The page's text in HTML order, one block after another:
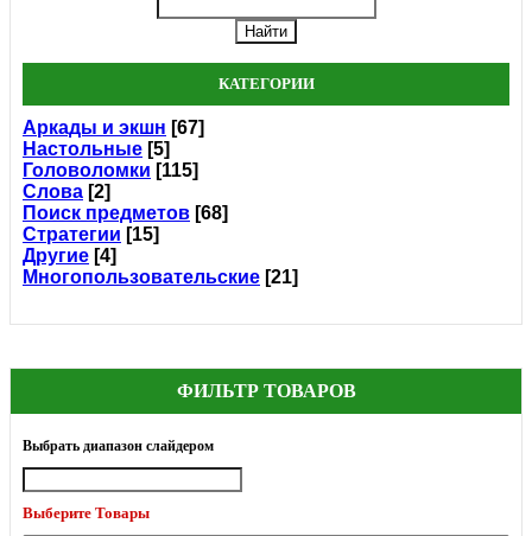
КАТЕГОРИИ
Аркады и экшн [67]
Настольные [5]
Головоломки [115]
Слова [2]
Поиск предметов [68]
Стратегии [15]
Другие [4]
Многопользовательские [21]
ФИЛЬТР ТОВАРОВ
Выбрать диапазон слайдером
Выберите Товары